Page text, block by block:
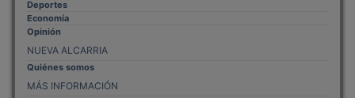
Economía
Opinión
NUEVA ALCARRIA
Quiénes somos
MÁS INFORMACIÓN
Aviso Legal